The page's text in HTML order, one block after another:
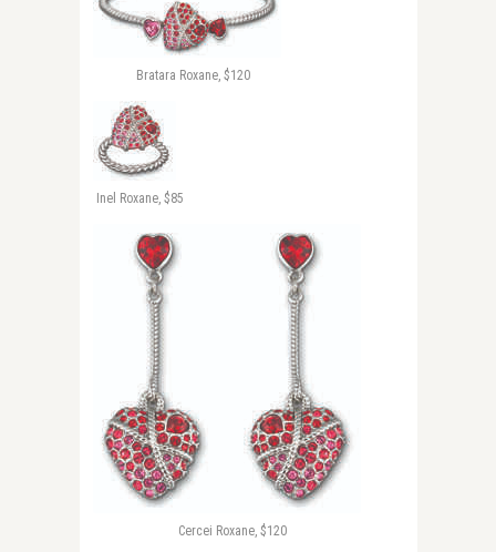
Bratara Roxane, $120
Inel Roxane, $85
Cercei Roxane, $120